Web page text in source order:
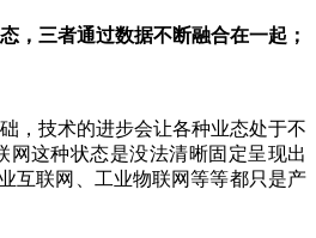
，三者通过数据不断融合在一起；
，技术的进步会让各种业态处于不
网这种状态是没法清晰固定呈现出
互联网、工业物联网等等都只是产